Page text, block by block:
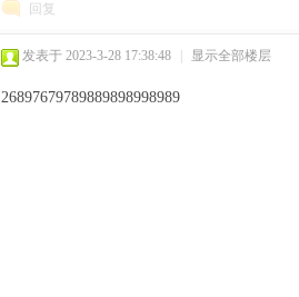
回复
发表于 2023-3-28 17:38:48 显示全部楼层
26897679789889898998989